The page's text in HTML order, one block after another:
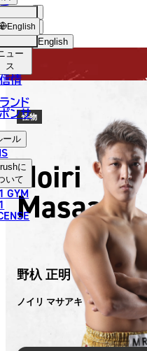
English
中文
中文
ョッ
プ
ュー
ス
情
ンド
ンサ
ール
に
いて
GYM
English
怪物
Noiri
Masaaki
野杁 正明
ノイリ マサアキ